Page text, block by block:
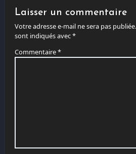
Laisser un commentaire
Votre adresse e-mail ne sera pas publiée.
sont indiqués avec*
Commentaire*